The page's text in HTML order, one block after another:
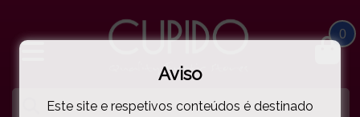
0
Aviso
Este site e respetivos conteúdos é destinado